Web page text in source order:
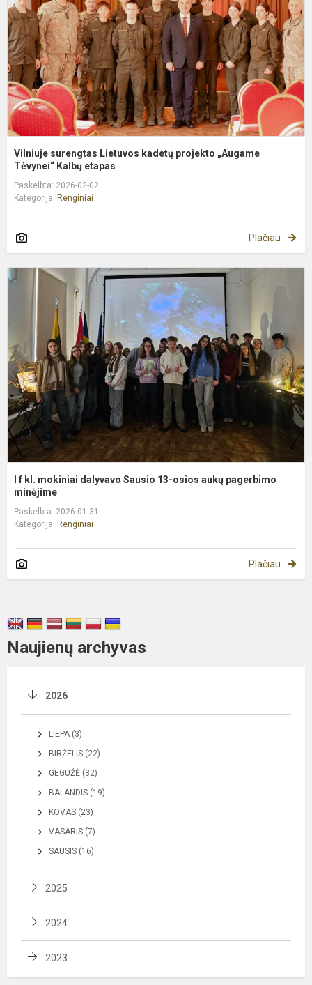
Vilniuje surengtas Lietuvos kadetų projekto „Augame
Tėvynei“ Kalbų etapas
Paskelbta: 2026-02-02
Kategorija: Renginiai
Plačiau
I f kl. mokiniai dalyvavo Sausio 13-osios aukų pagerbimo
minėjime
Paskelbta: 2026-01-31
Kategorija: Renginiai
Plačiau
Naujienų archyvas
2026
LIEPA (3)
BIRŽELIS (22)
GEGUŽĖ (32)
BALANDIS (19)
KOVAS (23)
VASARIS (7)
SAUSIS (16)
2025
2024
2023